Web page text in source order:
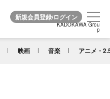
KADOKAWA Grou
p
映画 音楽 アニメ・
KADOKAWA Grou
p